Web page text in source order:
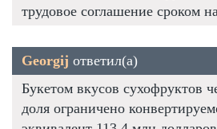
трудовое соглашение сроком
Georgij ответил(а)
Букетом вкусов сухофруктов
доля ограничено